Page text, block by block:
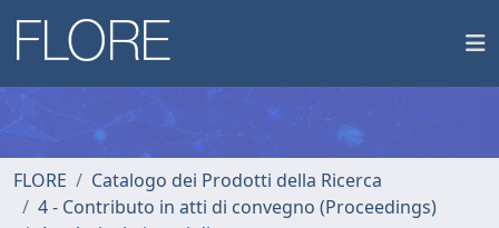
FLORE
Catalogo dei Prodotti della Ricerca
4 - Contributo in atti di convegno (Proceedings)